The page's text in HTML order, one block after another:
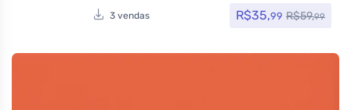
3 vendas R$35,99 R$59,99